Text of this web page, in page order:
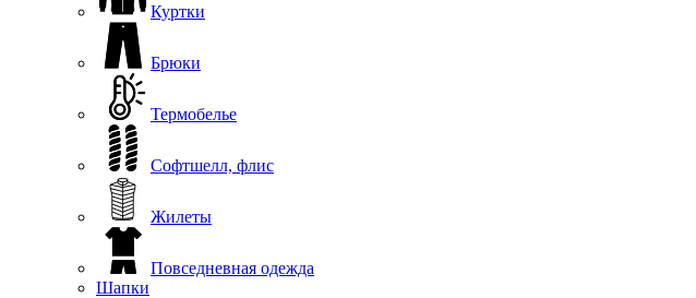
Куртки
Брюки
Термобелье
Софтшелл, флис
Жилеты
Повседневная одежда
Шапки